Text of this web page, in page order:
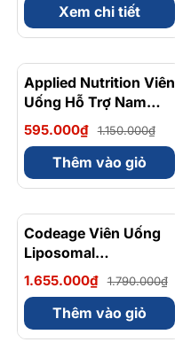
Chính Ngạch Canada,
Xuất VAT
Xem chi tiết
- 48%
Applied Nutrition Viên
Uống Hỗ Trợ Nam
Giới 120 viên - Chính
Ngạch Anh Quốc, Bán
Chạy
595.000₫ 1.150.000₫
Thêm vào giỏ
- 8%
Codeage Viên Uống
Liposomal
Magnesium Magie
Glycinate Hữu Cơ
240 Viên - Chính
Ngạch Mỹ, Xuất VAT
1.655.000₫ 1.790.000₫
Thêm vào giỏ